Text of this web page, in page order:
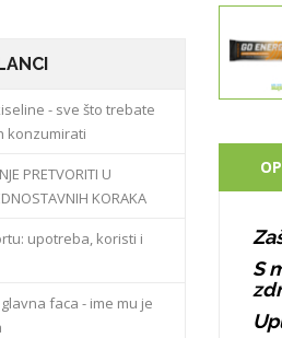
- sve što trebate
konzumirati
PRETVORITI U
KORAKA
upotreba, koristi i
faca - ime mu je
S